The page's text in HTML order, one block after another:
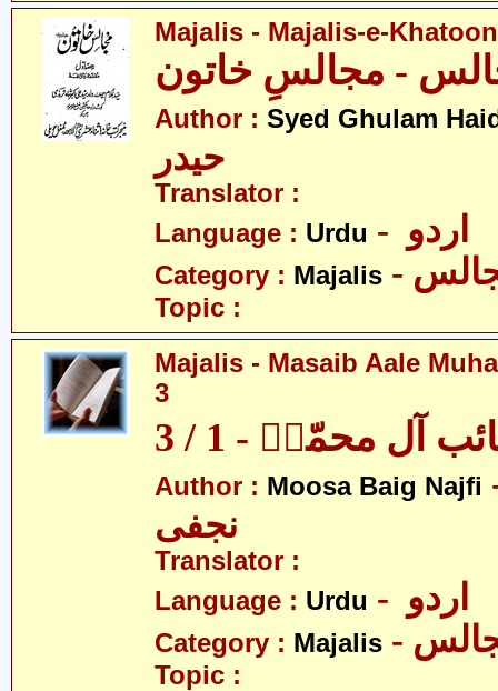
Majalis - Majalis-e-Khatoon
Author : Syed Ghulam
حیدر
Translator :
Language : Urdu
Category : Majalis
Topic :
Majalis - Masaib Aale
3
آل محمّدؑ - 1 / 3
Author : Moosa Baig Najfi
نجفی
Translator :
Language : Urdu
Category : Majalis
Topic :